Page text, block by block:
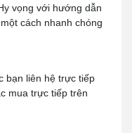
vọng với hướng dẫn
cách nhanh chóng
bạn liên hệ trực tiếp
mua trực tiếp trên